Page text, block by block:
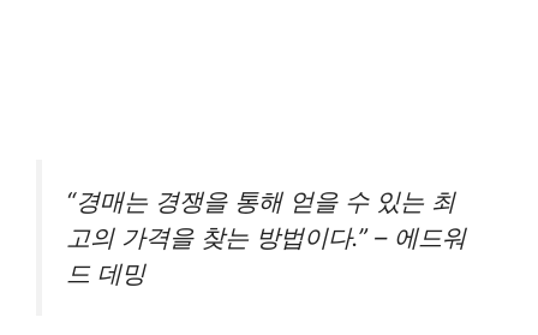
“경매는 경쟁을 통해 얻을 수 있는 최
고의 가격을 찾는 방법이다.” – 에드워
드 데밍